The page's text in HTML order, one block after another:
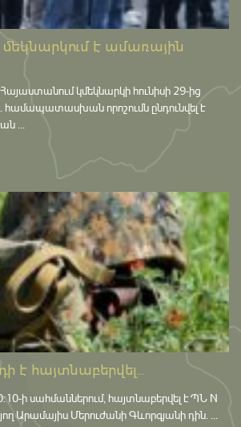
է ամառային
կմեկնարկի հունիսի 29-ից
համապատասխան որոշումն ընդունվել է
...
է հայտնաբերվել...
ի սահմաններում, հայտնաբերվել է ՊՆ N
Արամայիս Մերուժանի Գևորգյանի դին. ...